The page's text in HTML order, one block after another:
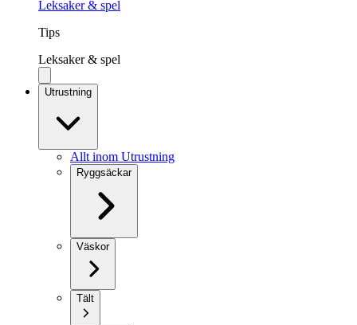
Leksaker & spel
Tips
Leksaker & spel
Utrustning
Allt inom Utrustning
Ryggsäckar
Väskor
Tält